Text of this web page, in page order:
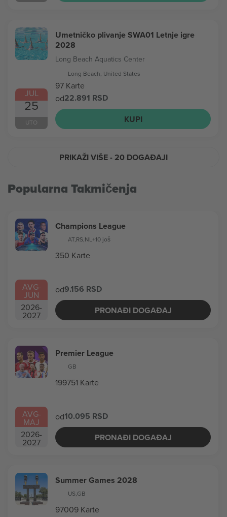
JUL
25
UTO
Umetničko plivanje SWA01 Letnje igre
2028
Long Beach Aquatics Center
Long Beach, United States
97 Karte
od22.891 RSD
KUPI
PRIKAŽI VIŠE- 20 DOGAĐAJI
Popularna Takmičenja
AVG-
JUN
2026-
2027
Champions League
AT,RS,NL+10 još
350 Karte
od9.156 RSD
PRONAĐI DOGAĐAJ
AVG-
MAJ
2026-
2027
Premier League
GB
199751 Karte
od10.095 RSD
PRONAĐI DOGAĐAJ
Summer Games 2028
US,GB
97009 Karte